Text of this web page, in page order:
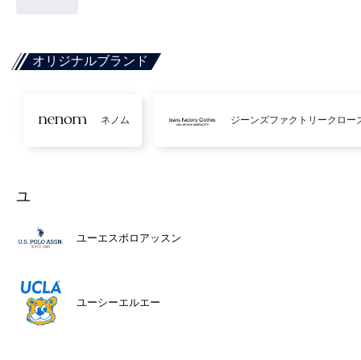
オリジナルブランド
ネノム ジーンズファクトリークロー
ユ
ユーエスポロアッスン
ユーシーエルエー